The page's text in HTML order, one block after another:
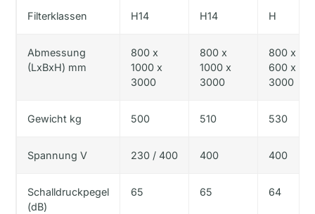
Filterklassen H14 H14 H
Abmessung
(LxBxH) mm
800 x
1000 x
3000
800 x
1000 x
3000
800 x
600 x
3000
Gewicht kg 500 510 530
Spannung V 230 / 400 400 400
Schalldruckpegel
(dB)
65 65 64